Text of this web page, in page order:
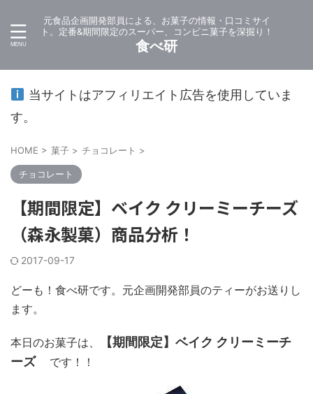
元食品企画開発部員による、お菓子の情報・口コミサイ
ト。定番&期間限定のスーパー、コンビニ菓子を深掘り！
食べ研
当サイトはアフィリエイト広告を使用していま
す。
HOME > 菓子 > チョコレート >
チョコレート
【期間限定】ベイク クリーミーチーズ
（森永製菓）商品分析！
2017-09-17
どーも！食べ研です。元企画開発部員のティーがお送りし
ます。
本日のお菓子は、
【期間限定】ベイク クリーミーチ
ーズ
です！！